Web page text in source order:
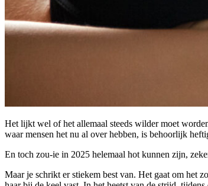
Het lijkt wel of het allemaal steeds wilder moet
waar mensen het nu al over hebben, is behoorlijk
En toch zou-ie in 2025 helemaal hot kunnen zijn,
Maar je schrikt er stiekem best van. Het gaat om het